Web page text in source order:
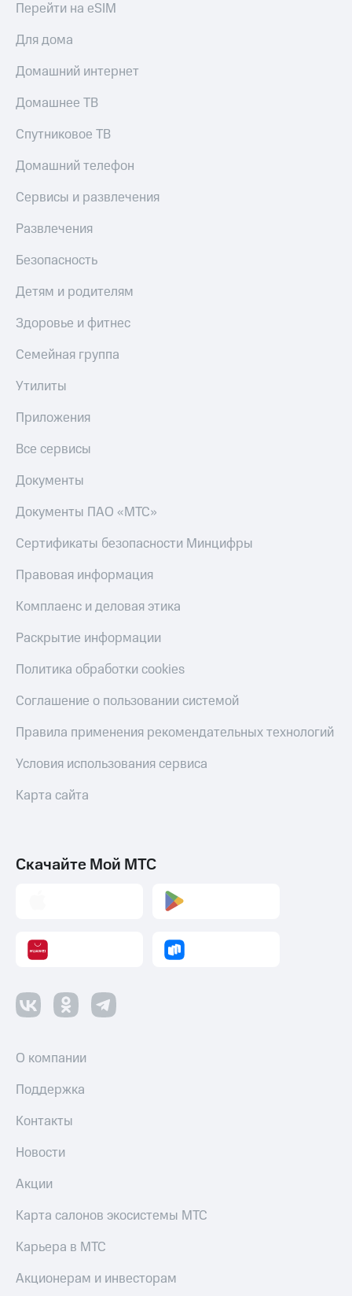
Перейти на eSIM
Для дома
Домашний интернет
Домашнее ТВ
Спутниковое ТВ
Домашний телефон
Сервисы и развлечения
Развлечения
Безопасность
Детям и родителям
Здоровье и фитнес
Семейная группа
Утилиты
Приложения
Все сервисы
Документы
Документы ПАО «МТС»
Сертификаты безопасности Минцифры
Правовая информация
Комплаенс и деловая этика
Раскрытие информации
Политика обработки cookies
Соглашение о пользовании системой
Правила применения рекомендательных технологий
Условия использования сервиса
Карта сайта
Скачайте Мой МТС
О компании
Поддержка
Контакты
Новости
Акции
Карта салонов экосистемы МТС
Карьера в МТС
Акционерам и инвесторам